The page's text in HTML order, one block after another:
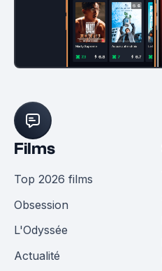
Films
Top 2026 films
Obsession
L'Odyssée
Actualité